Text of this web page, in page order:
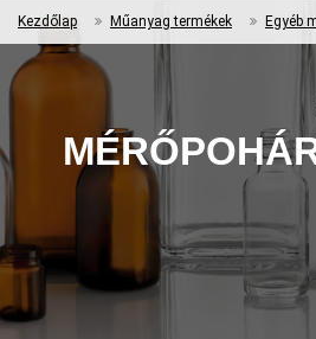
Kezdőlap Műanyag termékek Egyéb